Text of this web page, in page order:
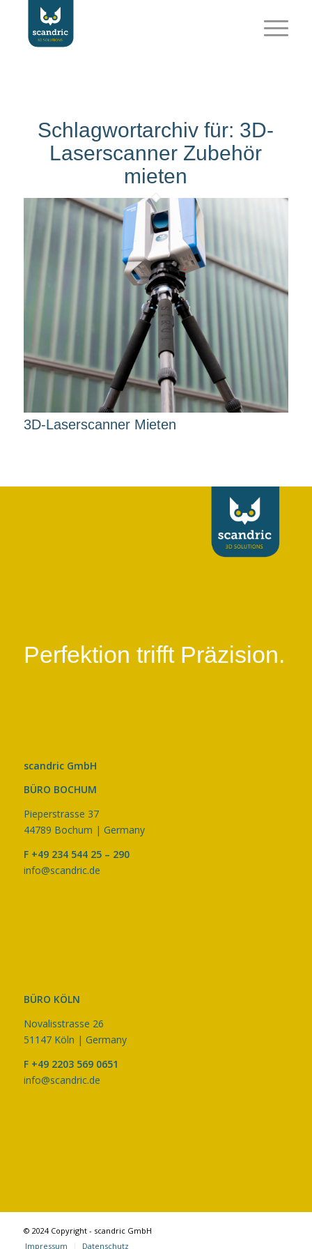
Schlagwortarchiv für: 3D-
Laserscanner Zubehör
mieten
3D-Laserscanner Mieten
Perfektion trifft Präzision.
scandric GmbH
BÜRO BOCHUM
Pieperstrasse 37
44789 Bochum | Germany
F +49 234 544 25 – 290
info@scandric.de
BÜRO KÖLN
Novalisstrasse 26
51147 Köln | Germany
F +49 2203 569 0651
info@scandric.de
© 2024 Copyright - scandric GmbH
Impressum
Datenschutz